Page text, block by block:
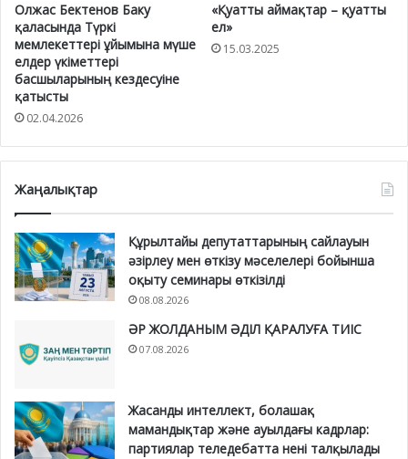
Олжас Бектенов Баку
қаласында Түркі
мемлекеттері ұйымына мүше
елдер үкіметтері
басшыларының кездесуіне
қатысты
02.04.2026
«Қуатты аймақтар – қуатты
ел»
15.03.2025
Жаңалықтар
Құрылтайы депутаттарының сайлауын
әзірлеу мен өткізу мәселелері бойынша
оқыту семинары өткізілді
08.08.2026
ӘР ЖОЛДАНЫМ ӘДІЛ ҚАРАЛУҒА ТИІС
07.08.2026
Жасанды интеллект, болашақ
мамандықтар және ауылдағы кадрлар:
партиялар теледебатта нені талқылады